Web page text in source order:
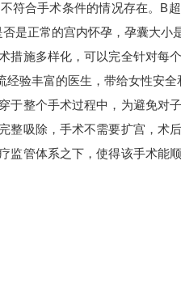
符合手术条件的情况存在。B
是正常的宫内怀孕，孕囊大小
施多样化，可以完全针对每
验丰富的医生，带给女性安全
整个手术过程中，为避免对
吸除，手术不需要扩宫，术
管体系之下，使得该手术能